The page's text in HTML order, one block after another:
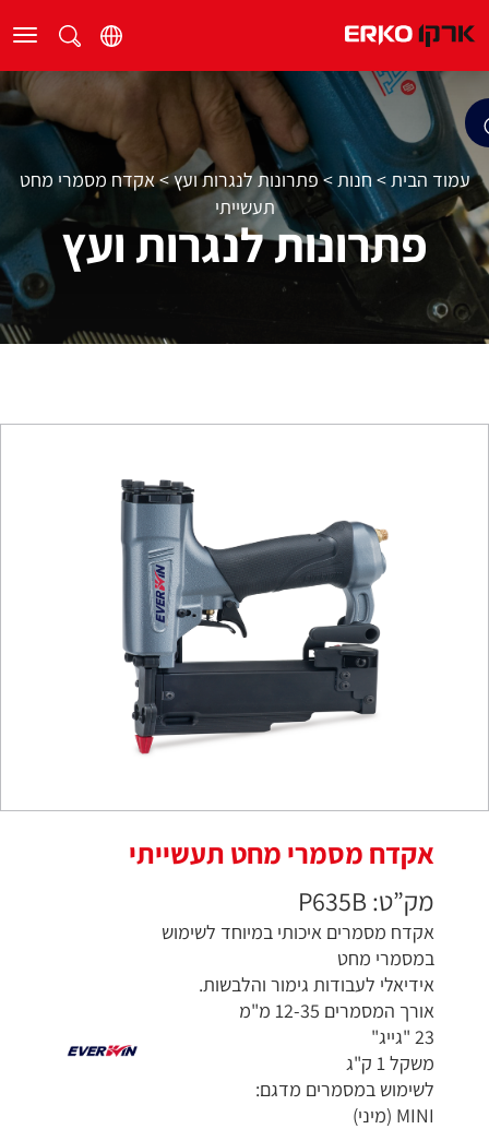
עמוד הבית >חנות >פתרונות לנגרות ועץ>אקדח מסמרי מחט
תעשייתי
פתרונות לנגרות ועץ
אקדח מסמרי מחט תעשייתי
מק”ט: P635B
אקדח מסמרים איכותי במיוחד לשימוש
במסמרי מחט
אידיאלי לעבודות גימור והלבשות.
אורך המסמרים 12-35 מ"מ
23 "גייג"
משקל 1 ק"ג
לשימוש במסמרים מדגם:
MINI (מיני)